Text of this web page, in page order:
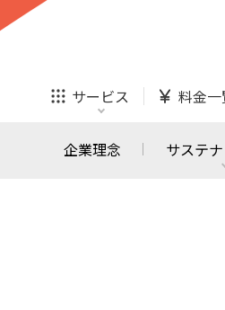
サービス 料金
ローン
企業理念 サステ